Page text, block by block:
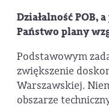
Działalność POB,
Państwo plany
Podstawowym
zwiększenie
Warszawskiej.
obszarze